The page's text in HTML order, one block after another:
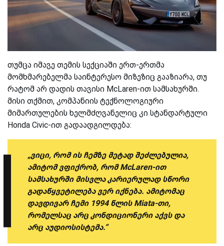
თუმცა იმავე თემის სექციაში ერთ-ერთმა
მომხმარებელმა საინტერესო მიზეზიც გააზიარა, თუ
რატომ არ დადის თავისი McLaren-ით სამსახურში.
მისი თქმით, კომპანიის ტექნოლოგიური
მიმართულების ხელმძღვანელიც კი სტანდარტული
Honda Civic-ით გადაადგილდება:
„ვიცი, რომ ის ჩემზე მეტად შეძლებულია,
ამიტომ ვფიქრობ, რომ McLaren-ით
სამსახურში მისვლა კარიერულად სწორი
გადაწყვეტილება ვერ იქნება. ამიტომაც
დავდივარ ჩემი 1994 წლის Miata-თი,
რომელსაც არც კონდიციონერი აქვს და
არც აუდიოსისტემა.“